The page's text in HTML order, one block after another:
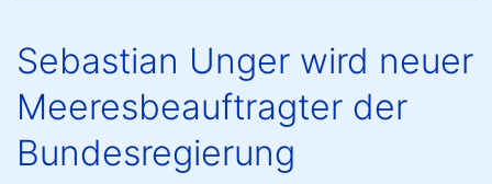
Sebastian Unger wird neuer
Meeresbeauftragter der
Bundesregierung